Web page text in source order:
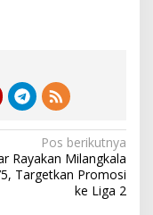
Pos berikutnya
Rayakan Milangkala
Targetkan Promosi
ke Liga 2